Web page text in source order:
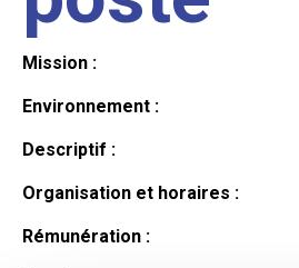
Mission :
Environnement :
Descriptif :
Organisation et horaires :
Rémunération :